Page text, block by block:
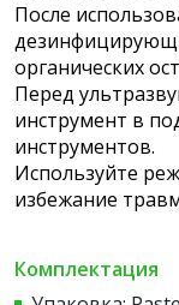
После
органических
Перед
инструмент в
инструментов.
Используйте
избежание
Комплектация